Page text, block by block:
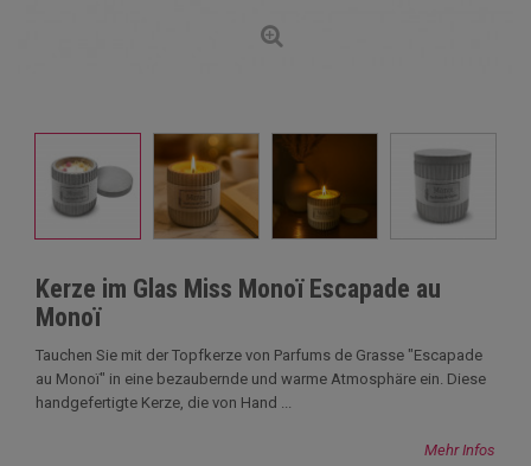
Kerze im Glas Miss Monoï Escapade au
Monoï
Tauchen Sie mit der Topfkerze von Parfums de Grasse "Escapade
au Monoï" in eine bezaubernde und warme Atmosphäre ein. Diese
handgefertigte Kerze, die von Hand ...
Mehr Infos